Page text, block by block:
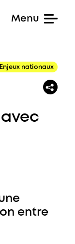
Enjeux nationaux
entre